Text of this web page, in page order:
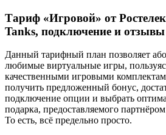
Тариф «Игровой» от
Tanks, подключение и отзывы
Данный тарифный план позволяет
любимые виртуальные игры,
качественными игровыми
получить предложенный бонус,
подключение опции и выбрать
подарка, предоставляемого
То есть, всё предельно просто.